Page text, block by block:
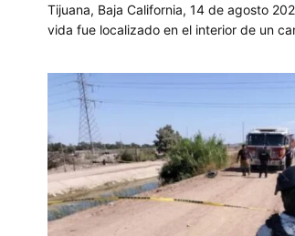
Tijuana, Baja California, 14 de agosto
vida fue localizado en el interior de un